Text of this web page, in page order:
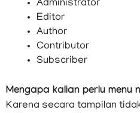
Administrator
Editor
Author
Contributor
Subscriber
Mengapa kalian perlu menu
Karena secara tampilan